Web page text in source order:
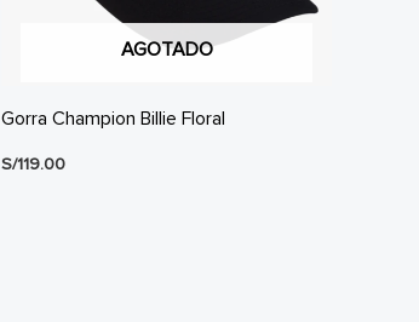
AGOTADO
Gorra Champion Billie Floral
S/119.00